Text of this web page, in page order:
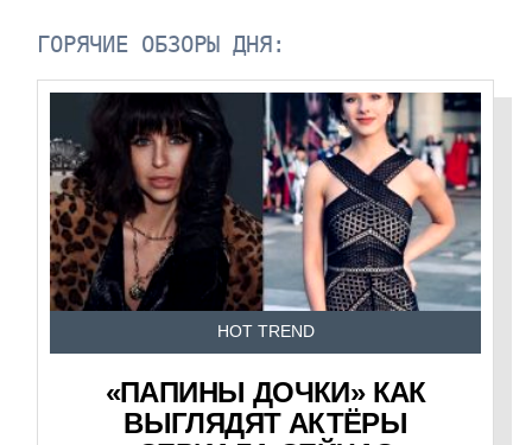
ГОРЯЧИЕ ОБЗОРЫ ДНЯ:
HOT TREND
«ПАПИНЫ ДОЧКИ» КАК
ВЫГЛЯДЯТ АКТЁРЫ